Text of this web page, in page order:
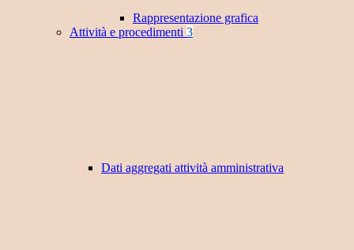
Rappresentazione grafica
Attività e procedimenti 3
Dati aggregati attività amministrativa